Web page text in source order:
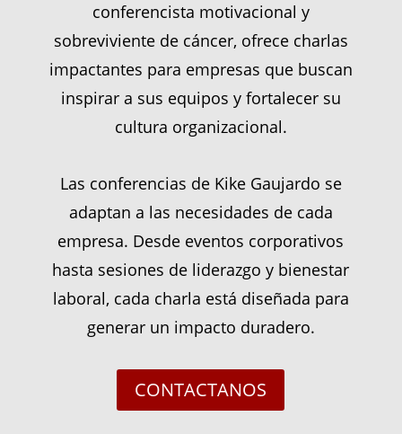
conferencista motivacional y
sobreviviente de cáncer, ofrece charlas
impactantes para empresas que buscan
inspirar a sus equipos y fortalecer su
cultura organizacional.
Las conferencias de Kike Gaujardo se
adaptan a las necesidades de cada
empresa. Desde eventos corporativos
hasta sesiones de liderazgo y bienestar
laboral, cada charla está diseñada para
generar un impacto duradero.
CONTACTANOS